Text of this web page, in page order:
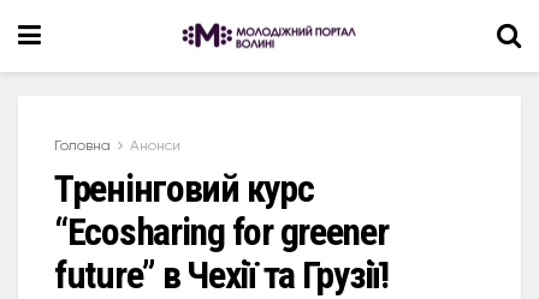
Головна Анонси
Тренінговий курс
“Ecosharing for greener
future” в Чехії та Грузії!